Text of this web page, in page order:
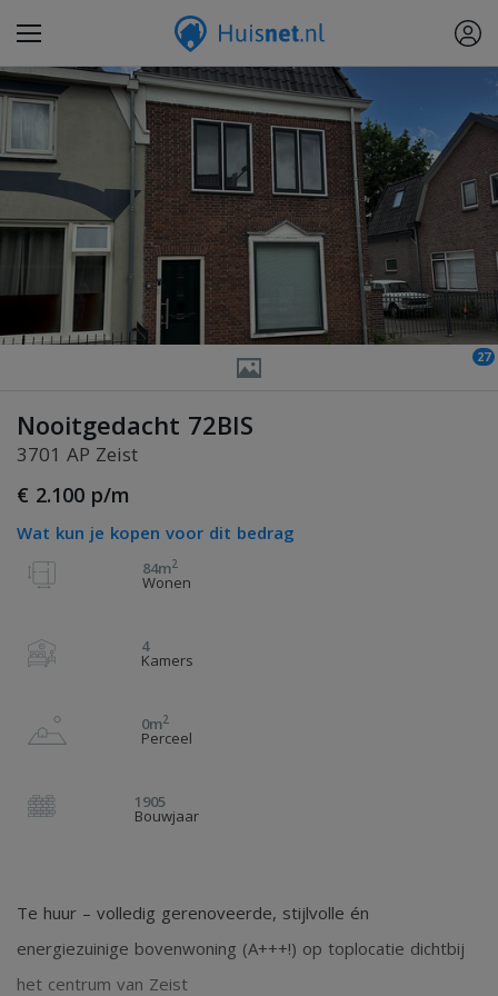
27
Nooitgedacht 72BIS
3701 AP Zeist
€ 2.100 p/m
Wat kun je kopen voor dit bedrag
84m2
Wonen
4
Kamers
0m2
Perceel
1905
Bouwjaar
Te huur – volledig gerenoveerde, stijlvolle én
energiezuinige bovenwoning (A+++!) op toplocatie dichtbij
het centrum van Zeist